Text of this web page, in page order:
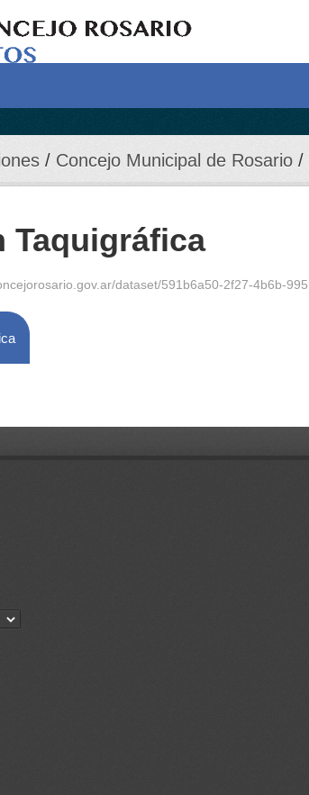
Concejo Municipal de Rosario
Taquigráfica
dataset/591b6a50-2f27-4b6b-9951-